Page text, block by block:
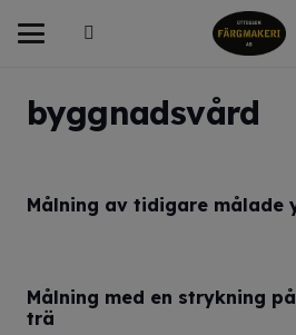
byggnadsvård
Målning av tidigare målade
Målning med en strykning
trä